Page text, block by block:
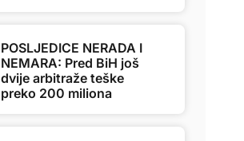
POSLJEDICE NERADA I
NEMARA: Pred BiH još
dvije arbitraže teške
preko 200 miliona